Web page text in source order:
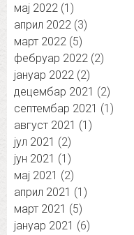
мај 2022 (1)
април 2022 (3)
март 2022 (5)
фебруар 2022 (2)
јануар 2022 (2)
децембар 2021 (2)
септембар 2021 (1)
август 2021 (1)
јул 2021 (2)
јун 2021 (1)
мај 2021 (2)
април 2021 (1)
март 2021 (5)
јануар 2021 (6)